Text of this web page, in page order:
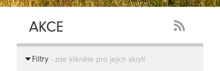
AKCE
Feed
Filtry- zde klikněte pro jejich skrytí